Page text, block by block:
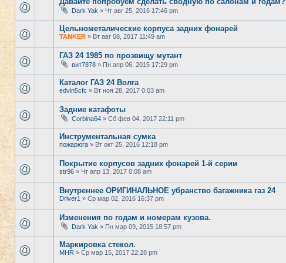
Dark Yak » Чт авг 25, 2016 17:46 pm
Цельнометалические корпуса задних фонарей
TANKER » Вт авг 08, 2017 11:49 am
ГАЗ 24 1985 по прозвищу мутант
вит7878 » Пн апр 06, 2015 17:29 pm
Каталог ГАЗ 24 Волга
edvin5cfc » Вт ноя 28, 2017 0:03 am
Задние катафоты
Corbina64 » Сб фев 04, 2017 22:11 pm
Инструментальная сумка
пожарюга » Вт окт 25, 2016 12:18 pm
Покрытие корпусов задних фонарей 1-й серии
str96 » Чт апр 13, 2017 0:08 am
Внутреннее ОРИГИНАЛЬНОЕ убранство багажника газ 24
Driver1 » Ср мар 02, 2016 16:37 pm
Изменения по годам и номерам кузова.
Dark Yak » Пн мар 09, 2015 18:57 pm
Маркировка стекол.
MHR » Ср мар 15, 2017 22:28 pm